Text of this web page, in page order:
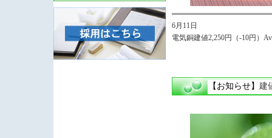
6月11日
電気銅建値2,250円（-10円）
【お知らせ】 建